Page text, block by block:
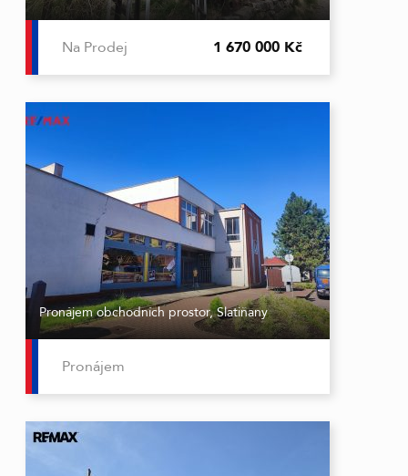
Na Prodej 1 670 000 Kč
Pronájem obchodních prostor, Slatiňany
Pronájem